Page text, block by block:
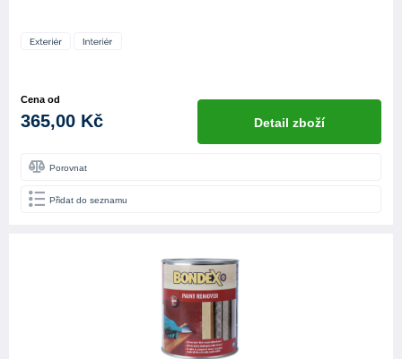
Vodou ředitelná
ODSTÍN LESKU
Cena od
365,00 Kč Detail zboží
Porovnat
Přidat do seznamu